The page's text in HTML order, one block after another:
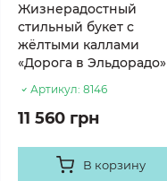
Жизнерадостный
стильный букет с
жёлтыми каллами
«Дорога в Эльдорадо»
Артикул: 8146
11 560 грн
В корзину